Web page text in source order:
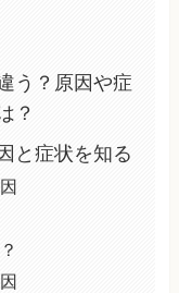
う？原因や症
？
と症状を知る